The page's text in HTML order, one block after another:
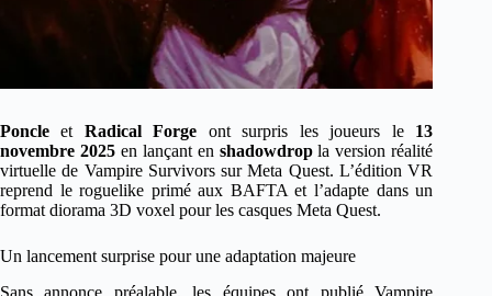
Poncle et Radical Forge ont surpris les joueurs le 13
novembre 2025en lançant en shadowdropla version réalité
virtuelle de Vampire Survivors sur Meta Quest. L’édition VR
reprend le roguelike primé aux BAFTA et l’adapte dans un
format diorama 3D voxel pour les casques Meta Quest.
Un lancement surprise pour une adaptation majeure
Sans annonce préalable, les équipes ont publié Vampire